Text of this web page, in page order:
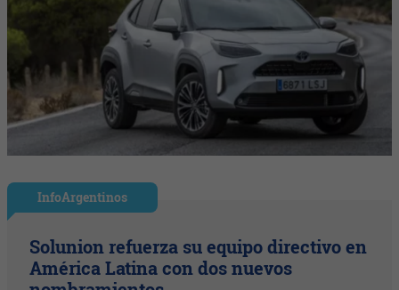
InfoArgentinos
Solunion refuerza su equipo directivo en
América Latina con dos nuevos